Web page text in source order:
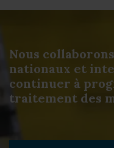
Nous
nationaux et
continuer à
traitement des